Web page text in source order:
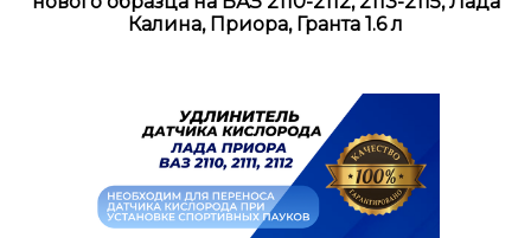
Калина, Приора, Гранта 1.6 л